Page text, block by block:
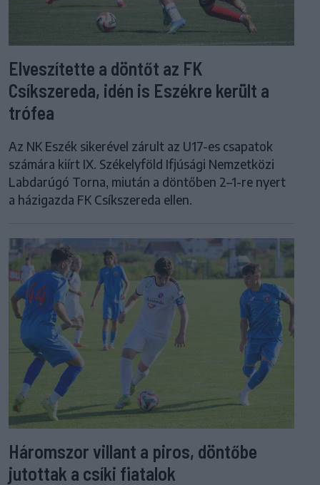
Elveszítette a döntőt az FK
Csíkszereda, idén is Eszékre került a
trófea
Az NK Eszék sikerével zárult az U17-es csapatok
számára kiírt IX. Székelyföld Ifjúsági Nemzetközi
Labdarúgó Torna, miután a döntőben 2–1-re nyert
a házigazda FK Csíkszereda ellen.
Háromszor villant a piros, döntőbe
jutottak a csíki fiatalok